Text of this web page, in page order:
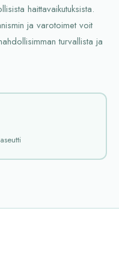
haittavaikutuksista.
ja varotoimet voit
turvallista ja